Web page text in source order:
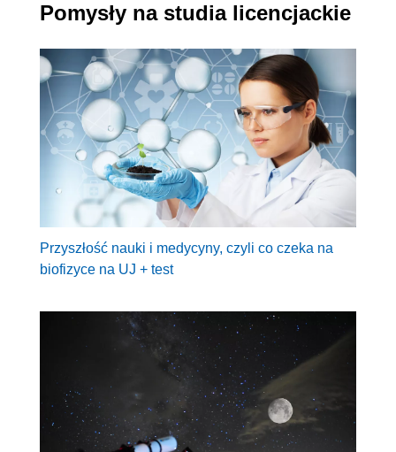
Pomysły na studia licencjackie
Przyszłość nauki i medycyny, czyli co czeka na
biofizyce na UJ + test